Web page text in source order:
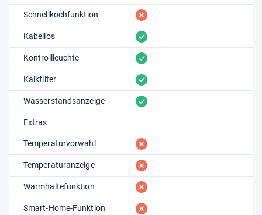
Schnellkochfunktion fehlt
Kabellos vorhanden
Kontrollleuchte vorhanden
Kalkfilter vorhanden
Wasserstandsanzeige vorhanden
Extras
Temperaturvorwahl fehlt
Temperaturanzeige fehlt
Warmhaltefunktion fehlt
Smart-Home-Funktion fehlt